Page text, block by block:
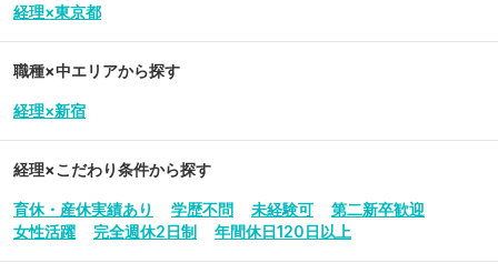
経理×東京都
職種×中エリアから探す
経理×新宿
経理×こだわり条件から探す
育休・産休実績あり 学歴不問 未経験可
第二新卒歓迎
女性活躍
完全週休2日制 年間休日120日以上